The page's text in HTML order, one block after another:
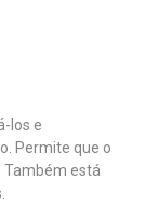
los e
Permite que o
Também está